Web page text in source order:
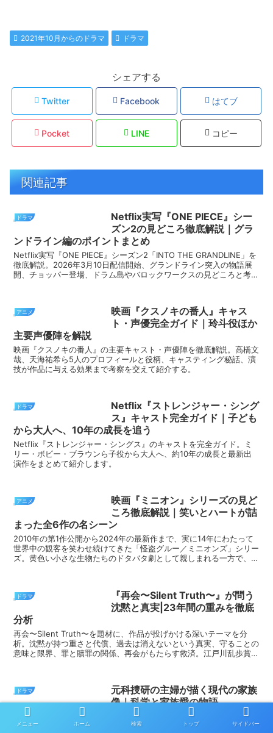
2021年10月からのドラマ ドラマ
シェアする
Twitter Facebook はてブ
Pocket LINE コピー
関連記事
ドラマ
Netflix実写『ONE PIECE』シー
ズン2の見どころ徹底解説｜グラ
ンドライン編のポイントまとめ
Netflix実写『ONE PIECE』シーズン2「INTO THE GRANDLINE」を
徹底解説。2026年3月10日配信開始、グランドライン突入の物語展
開、チョッパー登場、ドラム島やバロックワークスの見どころと考察
アニメ
映画『クスノキの番人』キャス
ト・声優完全ガイド｜玲斗役ほか
主要声優陣を解説
映画『クスノキの番人』の主要キャスト・声優陣を徹底解説。高橋文
哉、天海祐希ら5人のプロフィールと役柄、キャスティング秘話、演
技が作品に与える効果まで考察を交えて紹介する。
ドラマ
Netflix『ストレンジャー・シング
ス』キャスト完全ガイド｜子ども
から大人へ、10年の成長を追う
Netflix『ストレンジャー・シングス』のキャストを完全ガイド。ミ
リー・ボビー・ブラウンら子役から大人へ、約10年の成長と最新出
演作をまとめて紹介します。
アニメ
映画『ミニオン』シリーズの見ど
ころ徹底解説｜笑いとハートが詰
まった全6作の名シーン
2010年の第1作公開から2024年の最新作まで、実に14年にわたって
世界中の観客を笑わせ続けてきた「怪盗グルー／ミニオンズ」シリー
ズ。黄色い小さな生物たちのドタバタ劇として親しまれる一方で、各
ドラマ
『再会〜Silent Truth〜』が問う
沈黙と真実|23年間の重みを徹底
分析
再会〜Silent Truth〜を題材に、作品が投げかける深いテーマを分
析。沈黙が持つ重さと代償、過去は消えないという真実、守ることの
意味と限界、罪と贖罪の関係、再会がもたらす救済。江戸川乱歩賞受
ドラマ
元科捜研の主婦が描く現代の家族
像｜科学と家族愛の物語
元科捜研エースの主婦という設定 キャリアを捨てて選んだ家庭 主人
公の吉岡詩織は、かつて「科捜研のエース」と呼ばれていたキャリア
メニュー ホーム 検索 トップ サイドバー